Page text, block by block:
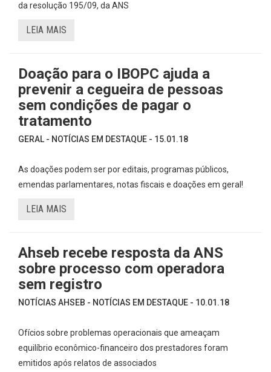
da resolução 195/09, da ANS
LEIA MAIS
Doação para o IBOPC ajuda a
prevenir a cegueira de pessoas
sem condições de pagar o
tratamento
GERAL - NOTÍCIAS EM DESTAQUE - 15.01.18
As doações podem ser por editais, programas públicos,
emendas parlamentares, notas fiscais e doações em geral!
LEIA MAIS
Ahseb recebe resposta da ANS
sobre processo com operadora
sem registro
NOTÍCIAS AHSEB - NOTÍCIAS EM DESTAQUE - 10.01.18
Ofícios sobre problemas operacionais que ameaçam
equilíbrio econômico-financeiro dos prestadores foram
emitidos após relatos de associados